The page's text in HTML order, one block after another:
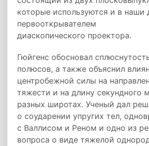
которые используются и в наши
первооткрывателем
диаскопического проектора.
Гюйгенс обосновал
полюсов, а также объяснил
центробежной силы на
тяжести и на длину секундного
разных широтах. Ученый дал
о соударении упругих тел,
с Валлисом и Реном и одно из
вопроса о виде тяжелой